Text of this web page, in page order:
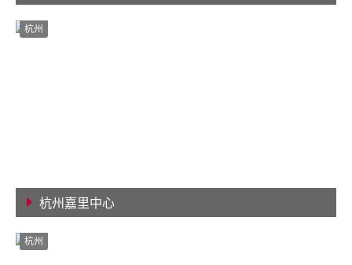
杭州
杭州嘉里中心
杭州